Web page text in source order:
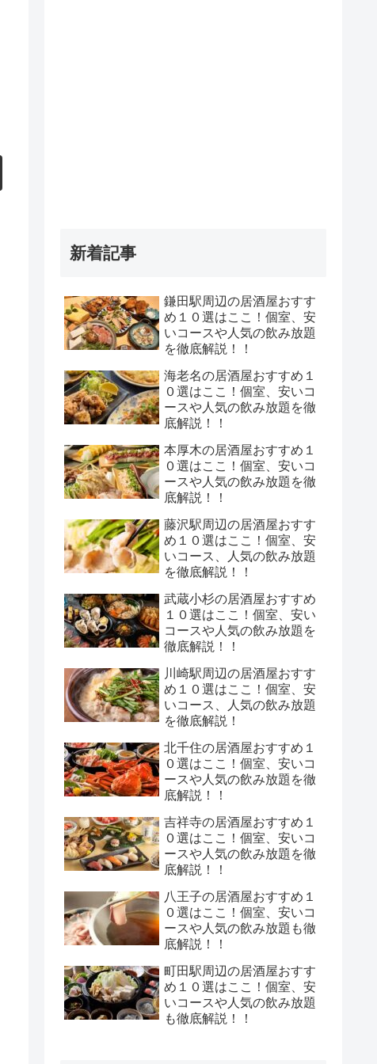
新着記事
鎌田駅周辺の居酒屋おすす
め１０選はここ！個室、安
いコースや人気の飲み放題
を徹底解説！！
海老名の居酒屋おすすめ１
０選はここ！個室、安いコ
ースや人気の飲み放題を徹
底解説！！
本厚木の居酒屋おすすめ１
０選はここ！個室、安いコ
ースや人気の飲み放題を徹
底解説！！
藤沢駅周辺の居酒屋おすす
め１０選はここ！個室、安
いコース、人気の飲み放題
を徹底解説！！
武蔵小杉の居酒屋おすすめ
１０選はここ！個室、安い
コースや人気の飲み放題を
徹底解説！！
川崎駅周辺の居酒屋おすす
め１０選はここ！個室、安
いコース、人気の飲み放題
を徹底解説！
北千住の居酒屋おすすめ１
０選はここ！個室、安いコ
ースや人気の飲み放題を徹
底解説！！
吉祥寺の居酒屋おすすめ１
０選はここ！個室、安いコ
ースや人気の飲み放題を徹
底解説！！
八王子の居酒屋おすすめ１
０選はここ！個室、安いコ
ースや人気の飲み放題も徹
底解説！！
町田駅周辺の居酒屋おすす
め１０選はここ！個室、安
いコースや人気の飲み放題
も徹底解説！！